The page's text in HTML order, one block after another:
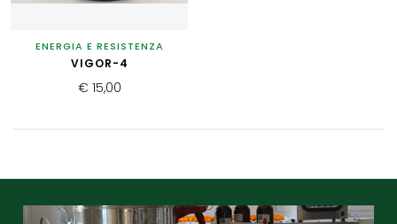
ENERGIA E RESISTENZA
VIGOR-4
€ 15,00